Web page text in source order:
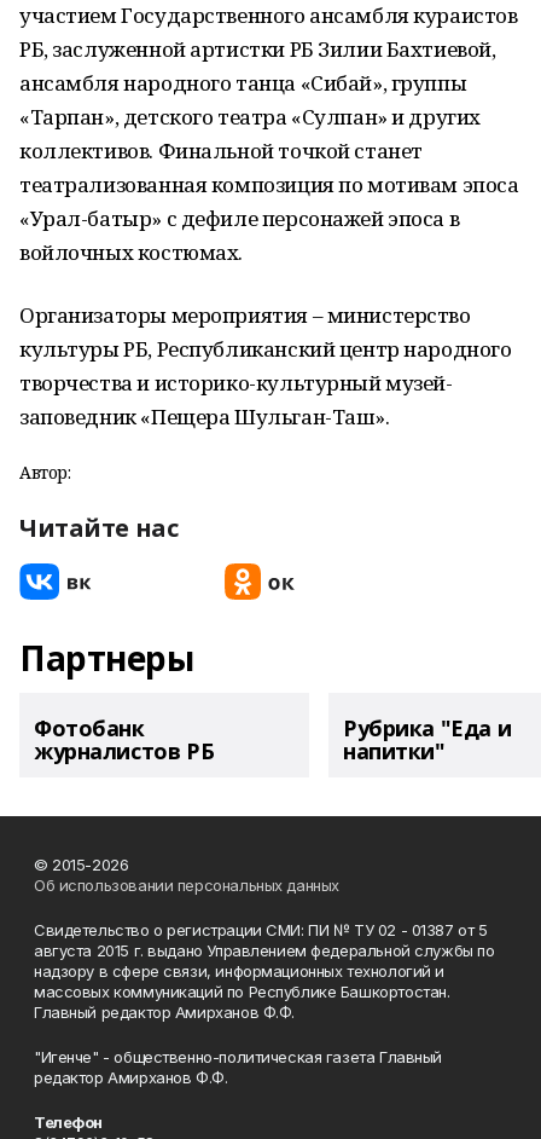
участием Государственного ансамбля кураистов
РБ, заслуженной артистки РБ Зилии Бахтиевой,
ансамбля народного танца «Сибай», группы
«Тарпан», детского театра «Сулпан» и других
коллективов. Финальной точкой станет
театрализованная композиция по мотивам эпоса
«Урал-батыр» с дефиле персонажей эпоса в
войлочных костюмах.
Организаторы мероприятия – министерство
культуры РБ, Республиканский центр народного
творчества и историко-культурный музей-
заповедник «Пещера Шульган-Таш».
Автор:
Читайте нас
Партнеры
Фотобанк
журналистов РБ
Рубрика "Еда и
напитки"
© 2015-2026
Об использовании персональных данных
Свидетельство о регистрации СМИ: ПИ № ТУ 02 - 01387 от 5
августа 2015 г. выдано Управлением федеральной службы по
надзору в сфере связи, информационных технологий и
массовых коммуникаций по Республике Башкортостан.
Главный редактор Амирханов Ф.Ф.
"Игенче" - общественно-политическая газета Главный
редактор Амирханов Ф.Ф.
Телефон